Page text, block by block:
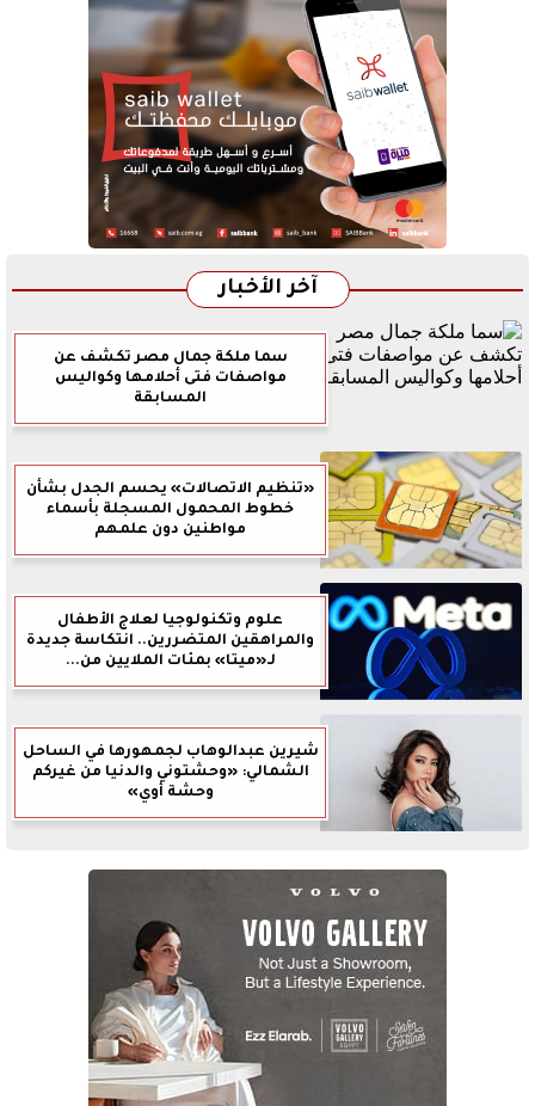
آخر الأخبار
سما ملكة جمال مصر تكشف عن
مواصفات فتى أحلامها وكواليس
المسابقة
«تنظيم الاتصالات» يحسم الجدل بشأن
خطوط المحمول المسجلة بأسماء
مواطنين دون علمهم
علوم وتكنولوجيا لعلاج الأطفال
والمراهقين المتضررين.. انتكاسة جديدة
لـ«ميتا» بمئات الملايين من...
شيرين عبدالوهاب لجمهورها في الساحل
الشمالي: «وحشتوني والدنيا من غيركم
وحشة أوي»